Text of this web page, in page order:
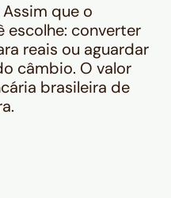
Assim que o
escolhe: converter
reais ou aguardar
câmbio. O valor
brasileira de